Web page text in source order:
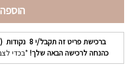
ברכישת פריט זה תקבל/י8 נקודות
כהנחה לרכישה הבאה שלך! *בכדי